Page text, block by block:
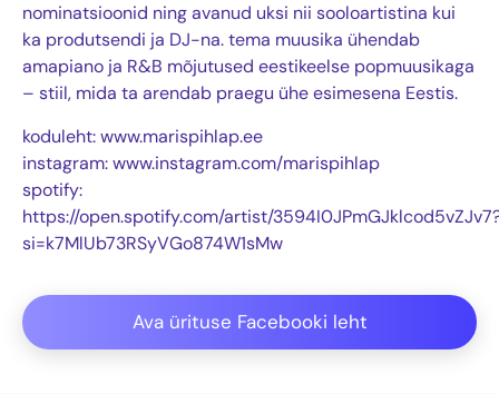
nominatsioonid ning avanud uksi nii sooloartistina kui
ka produtsendi ja DJ-na. tema muusika ühendab
amapiano ja R&B mõjutused eestikeelse popmuusikaga
– stiil, mida ta arendab praegu ühe esimesena Eestis.
koduleht: www.marispihlap.ee
instagram: www.instagram.com/marispihlap
spotify:
https://open.spotify.com/artist/
si=k7MlUb73RSyVGo874W1sMw
Ava ürituse Facebooki leht